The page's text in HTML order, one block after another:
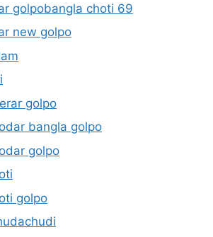
golpobangla choti 69
new golpo
golpo
bangla golpo
golpo
golpo